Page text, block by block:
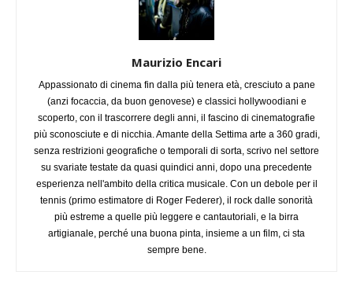
Maurizio Encari
Appassionato di cinema fin dalla più tenera età, cresciuto a pane
(anzi focaccia, da buon genovese) e classici hollywoodiani e
scoperto, con il trascorrere degli anni, il fascino di cinematografie
più sconosciute e di nicchia. Amante della Settima arte a 360 gradi,
senza restrizioni geografiche o temporali di sorta, scrivo nel settore
su svariate testate da quasi quindici anni, dopo una precedente
esperienza nell'ambito della critica musicale. Con un debole per il
tennis (primo estimatore di Roger Federer), il rock dalle sonorità
più estreme a quelle più leggere e cantautoriali, e la birra
artigianale, perché una buona pinta, insieme a un film, ci sta
sempre bene.